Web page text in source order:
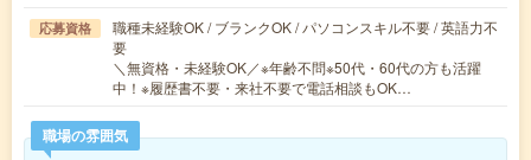
応募資格
職種未経験OK / ブランクOK / パソコンスキル不要 / 英語力不
要
＼無資格・未経験OK／※年齢不問※50代・60代の方も活躍
中！※履歴書不要・来社不要で電話相談もOK…
職場の雰囲気